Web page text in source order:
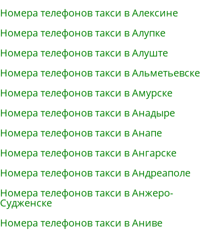
Номера телефонов такси в Алексине
Номера телефонов такси в Алупке
Номера телефонов такси в Алуште
Номера телефонов такси в Альметьевске
Номера телефонов такси в Амурске
Номера телефонов такси в Анадыре
Номера телефонов такси в Анапе
Номера телефонов такси в Ангарске
Номера телефонов такси в Андреаполе
Номера телефонов такси в Анжеро-
Судженске
Номера телефонов такси в Аниве